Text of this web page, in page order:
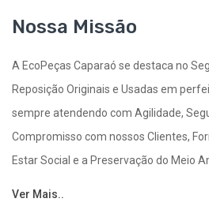
Nossa Missão
A EcoPeças Caparaó se destaca no
Reposição Originais e Usadas em
sempre atendendo com Agilidade,
Compromisso com nossos Clientes,
Estar Social e a Preservação do Meio
Ver Mais..